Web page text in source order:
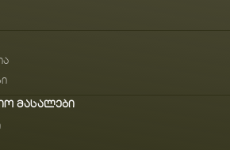
მასალები